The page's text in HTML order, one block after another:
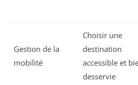
Gestion de la
mobilité
Choisir une
destination
accessible et
desservie